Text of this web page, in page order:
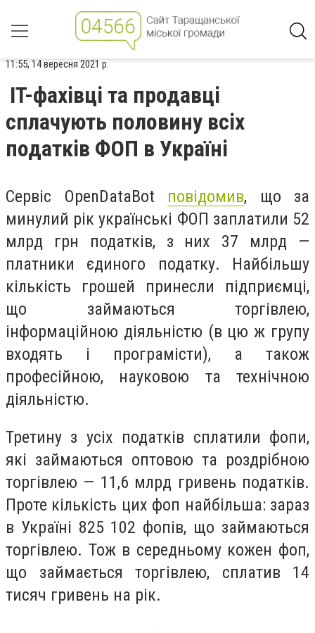
11:55, 14 вересня 2021 р.
IT-фахівці та продавці
сплачують половину всіх
податків ФОП в Україні
Сервіс OpenDataBot повідомив, що за
минулий рік українські ФОП заплатили 52
млрд грн податків, з них 37 млрд —
платники єдиного податку. Найбільшу
кількість грошей принесли підприємці,
що займаються торгівлею,
інформаційною діяльністю (в цю ж групу
входять і програмісти), а також
професійною, науковою та технічною
діяльністю.
Третину з усіх податків сплатили фопи,
які займаються оптовою та роздрібною
торгівлею — 11,6 млрд гривень податків.
Проте кількість цих фоп найбільша: зараз
в Україні 825 102 фопів, що займаються
торгівлею. Тож в середньому кожен фоп,
що займається торгівлею, сплатив 14
тисяч гривень на рік.